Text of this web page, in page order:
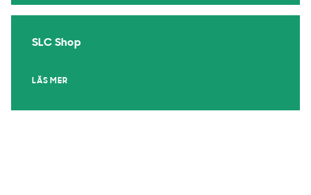
SLC Shop
LÄS MER